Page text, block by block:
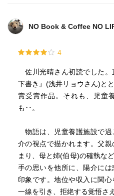
NO Book & Coffee NO
4
佐川光晴さん初読でした。
下書き』(浅井リョウさん)と
賞受賞作品。それも、児童
も‥。
物語は、児童養護施設で過
介の視点で描かれます。父
まり、母と姉(伯母)の確執な
手の思いを他所に、陽介に
印象です。地位や収入に関
一線を引き、拒絶する覚悟さ